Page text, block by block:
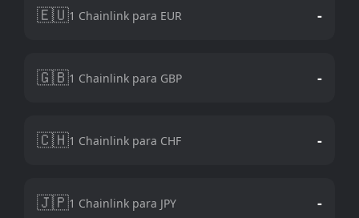
🇪🇺1 Chainlink para EUR -
🇬🇧1 Chainlink para GBP -
🇨🇭1 Chainlink para CHF -
🇯🇵1 Chainlink para JPY -